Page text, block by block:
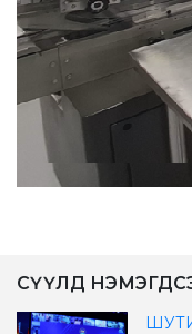
СҮҮЛД